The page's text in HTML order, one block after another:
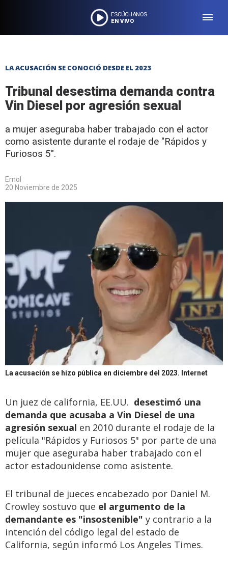
ESCÚCHANOS
EN VIVO
LA ACUSACIÓN SE CONOCIÓ DESDE EL 2023
Tribunal desestima demanda contra
Vin Diesel por agresión sexual
a mujer aseguraba haber trabajado con el actor
como asistente durante el rodaje de "Rápidos y
Furiosos 5".
Emol
20 Noviembre de 2025
La acusación se hizo pública en diciembre del 2023. Internet
Un juez de california, EE.UU. desestimó una
demanda que acusaba a Vin Diesel de una
agresión sexual en 2010 durante el rodaje de la
película "Rápidos y Furiosos 5" por parte de una
mujer que aseguraba haber trabajado con el
actor estadounidense como asistente.
El tribunal de jueces encabezado por Daniel M.
Crowley sostuvo que el argumento de la
demandante es "insostenible" y contrario a la
intención del código legal del estado de
California, según informó Los Angeles Times.